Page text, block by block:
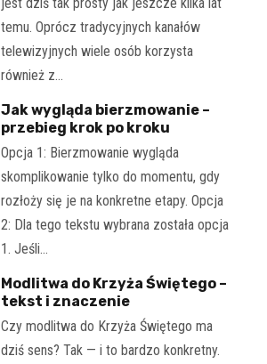
temu. Oprócz tradycyjnych kanałów
telewizyjnych wiele osób korzysta
również z…
Jak wygląda bierzmowanie –
przebieg krok po kroku
Opcja 1: Bierzmowanie wygląda
skomplikowanie tylko do momentu, gdy
rozłoży się je na konkretne etapy. Opcja
2: Dla tego tekstu wybrana została opcja
1. Jeśli…
Modlitwa do Krzyża Świętego –
tekst i znaczenie
Czy modlitwa do Krzyża Świętego ma
dziś sens? Tak — i to bardzo konkretny.